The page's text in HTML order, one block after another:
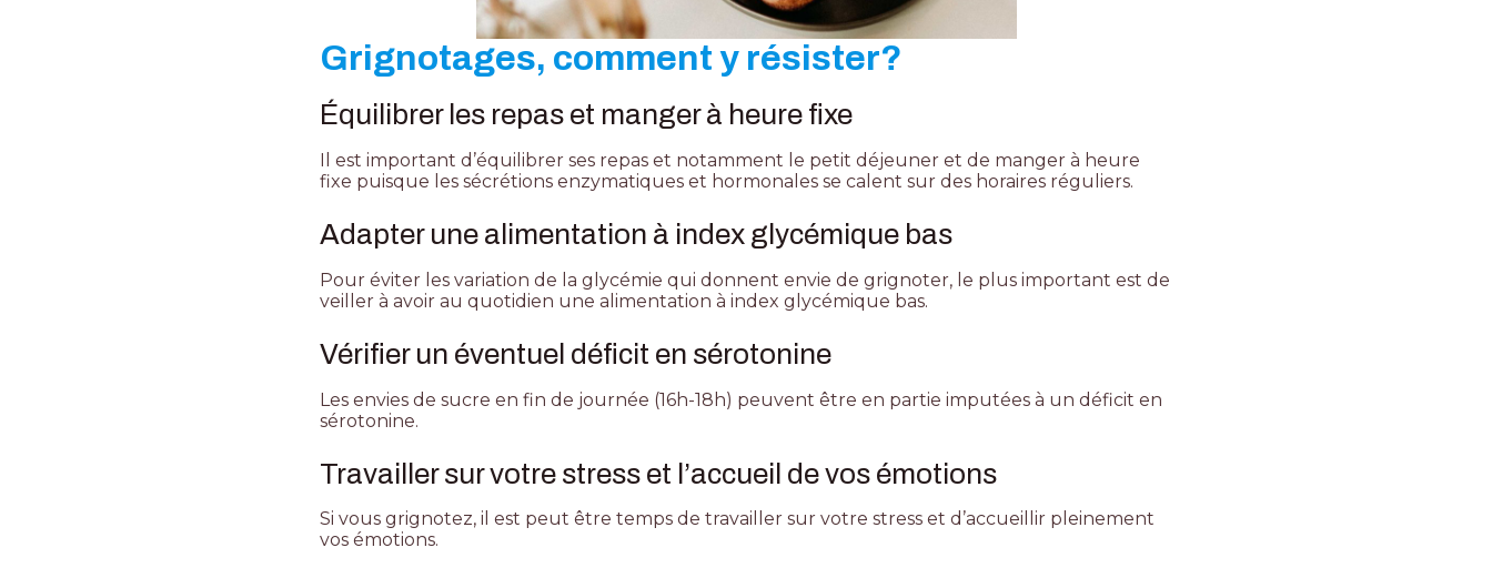
Grignotages, comment y résister?
Équilibrer les repas et manger à heure fixe
Il est important d’équilibrer ses repas et notamment le petit déjeuner et de manger à heure
fixe puisque les sécrétions enzymatiques et hormonales se calent sur des horaires réguliers.
Adapter une alimentation à index glycémique bas
Pour éviter les variation de la glycémie qui donnent envie de grignoter, le plus important est de
veiller à avoir au quotidien une alimentation à index glycémique bas.
Vérifier un éventuel déficit en sérotonine
Les envies de sucre en fin de journée (16h-18h) peuvent être en partie imputées à un déficit en
sérotonine.
Travailler sur votre stress et l’accueil de vos émotions
Si vous grignotez, il est peut être temps de travailler sur votre stress et d’accueillir pleinement
vos émotions.